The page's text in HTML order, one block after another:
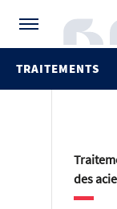
TRAITEMENTS
des